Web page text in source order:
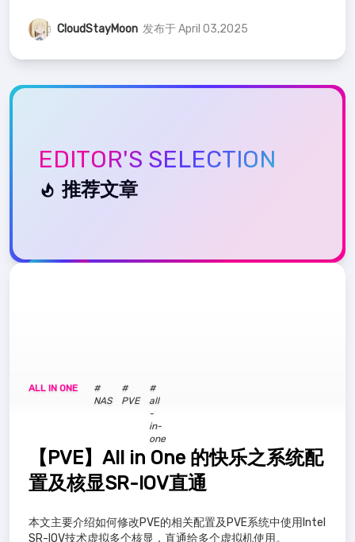
CloudStayMoon 发布于 April 03,2025
EDITOR'S SELECTION
推荐文章
ALL IN ONE
#
NAS
#
PVE
#
all
-
in-
one
【PVE】All in One 的快乐之系统配
置及核显SR-IOV直通
本文主要介绍如何修改PVE的相关配置及PVE系统中使用Intel
SR-IOV技术虚拟多个核显，直通给多个虚拟机使用。